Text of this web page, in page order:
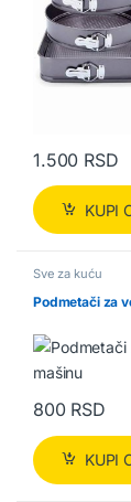
1.500 RSD
KUPI
Sve za kuću
Podmetači za
800 RSD
KUPI